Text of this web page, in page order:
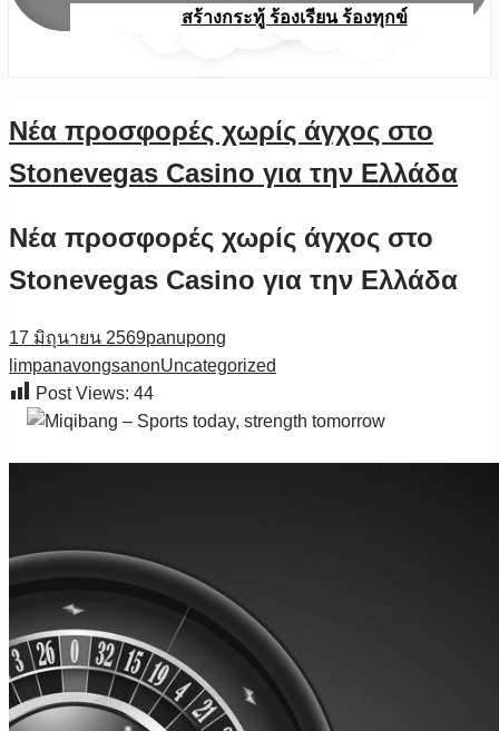
สร้างกระทู้ ร้องเรียน ร้องทุกข์
Νέα προσφορές χωρίς άγχος στο
Stonevegas Casino για την Ελλάδα
Νέα προσφορές χωρίς άγχος στο
Stonevegas Casino για την Ελλάδα
17 มิถุนายน 2569panupong
limpanavongsanonUncategorized
Post Views: 44